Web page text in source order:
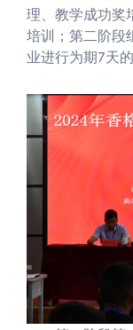
理、教学成功奖
培训；第二阶段
业进行为期7天